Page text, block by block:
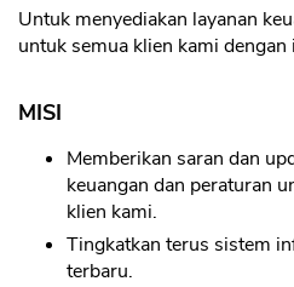
Untuk menyediakan layanan
untuk semua klien kami
MISI
Memberikan saran dan
keuangan dan peraturan
klien kami.
Tingkatkan terus sistem
terbaru.